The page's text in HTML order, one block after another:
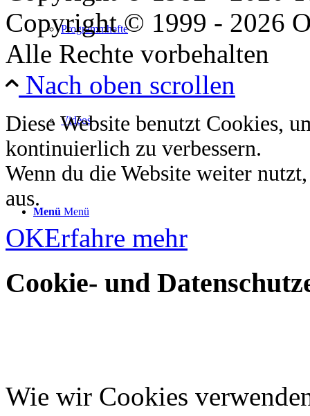
Programmhefte
Videos
Menü Menü
Copyright © 1999 - 2026
Alle Rechte vorbehalten
Nach oben scrollen
Diese Website benutzt Cookies,
kontinuierlich zu verbessern.
Wenn du die Website weiter
aus.
OKErfahre mehr
Cookie- und
Wie wir Cookies